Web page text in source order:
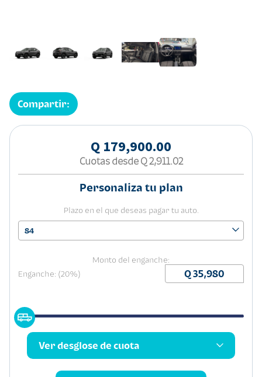
Compartir:
Q 179,900.00
Cuotas desde Q 2,911.02
Personaliza tu plan
Plazo en el que deseas pagar tu auto.
84
Monto del enganche:
Enganche: (20%)
Ver desglose de cuota